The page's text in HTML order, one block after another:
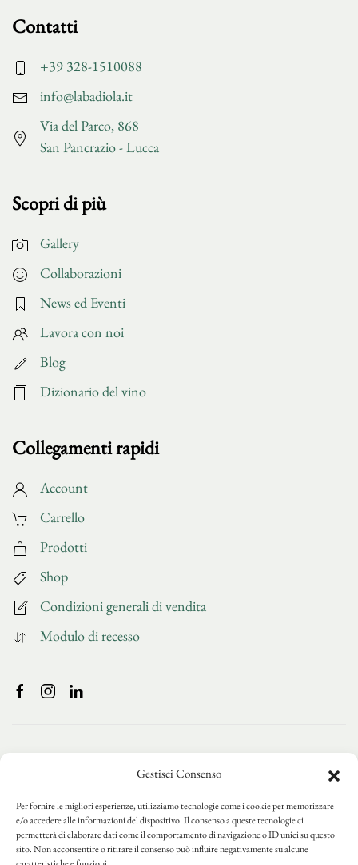
Gestisci Consenso
Per fornire le migliori esperienze, utilizziamo tecnologie come i cookie per memorizzare
e/o accedere alle informazioni del dispositivo. Il consenso a queste tecnologie ci
permetterà di elaborare dati come il comportamento di navigazione o ID unici su questo
sito. Non acconsentire o ritirare il consenso può influire negativamente su alcune
Contatti
+39 328-1510088
info@labadiola.it
Via del Parco, 868
San Pancrazio - Lucca
Scopri di più
Gallery
Collaborazioni
News ed Eventi
Lavora con noi
Blog
Dizionario del vino
Collegamenti rapidi
Account
Carrello
Prodotti
Shop
Condizioni generali di vendita
Modulo di recesso